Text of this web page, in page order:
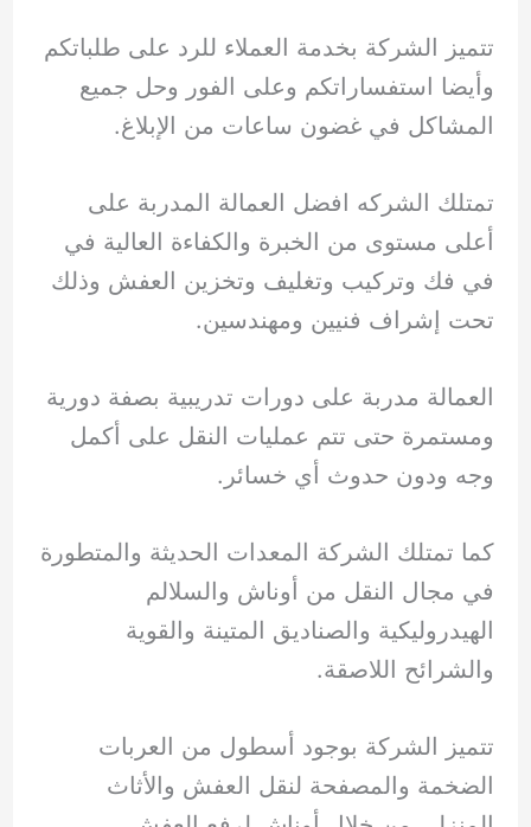
تتميز الشركة بخدمة العملاء للرد على طلباتكم
وأيضا استفساراتكم وعلى الفور وحل جميع
المشاكل في غضون ساعات من الإبلاغ.
تمتلك الشركه افضل العمالة المدربة على
أعلى مستوى من الخبرة والكفاءة العالية في
في فك وتركيب وتغليف وتخزين العفش وذلك
تحت إشراف فنيين ومهندسين.
العمالة مدربة على دورات تدريبية بصفة دورية
ومستمرة حتى تتم عمليات النقل على أكمل
وجه ودون حدوث أي خسائر.
كما تمتلك الشركة المعدات الحديثة والمتطورة
في مجال النقل من أوناش والسلالم
الهيدروليكية والصناديق المتينة والقوية
والشرائح اللاصقة.
تتميز الشركة بوجود أسطول من العربات
الضخمة والمصفحة لنقل العفش والأثاث